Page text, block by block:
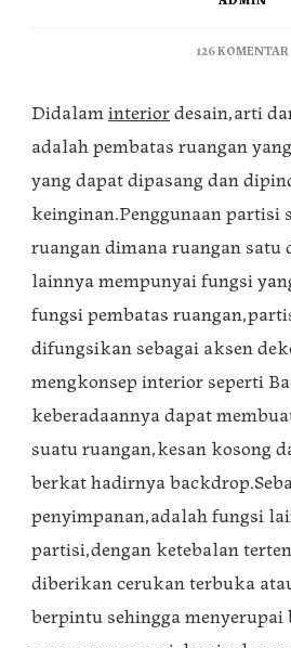
126 KOMENTAR
Didalaminteriordesain,arti
adalah pembatas ruangan
yang dapat dipasang dan
keinginan.Penggunaan partisi
ruangan dimana ruangan satu
lainnya mempunyai fungsi
fungsi pembatas
difungsikan sebagai aksen
mengkonsep interior seperti
keberadaannya dapat
suatu ruangan,kesan kosong
berkat hadirnya
penyimpanan,adalah fungsi
partisi,dengan ketebalan
diberikan cerukan terbuka
berpintu sehingga